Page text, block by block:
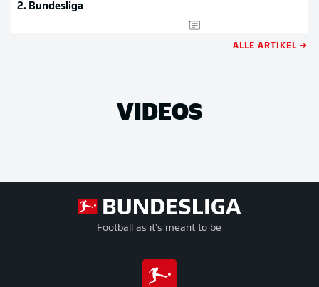
2. Bundesliga
ALLE ARTIKEL →
VIDEOS
Football as it's meant to be